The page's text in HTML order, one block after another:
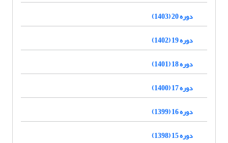
دوره 20 (1403)
دوره 19 (1402)
دوره 18 (1401)
دوره 17 (1400)
دوره 16 (1399)
دوره 15 (1398)